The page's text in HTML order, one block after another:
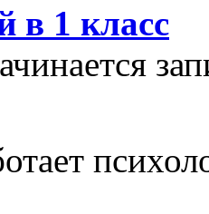
в 1 класс